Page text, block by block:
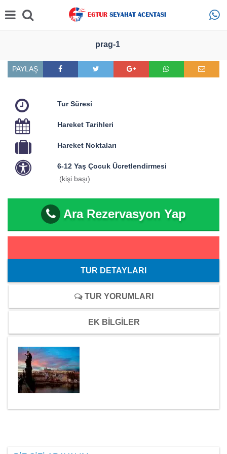
prag-1
PAYLAŞ
Tur Süresi
Hareket Tarihleri
Hareket Noktaları
6-12 Yaş Çocuk Ücretlendirmesi
(kişi başı)
Ara Rezervasyon Yap
TUR DETAYLARI
TUR YORUMLARI
EK BİLGİLER